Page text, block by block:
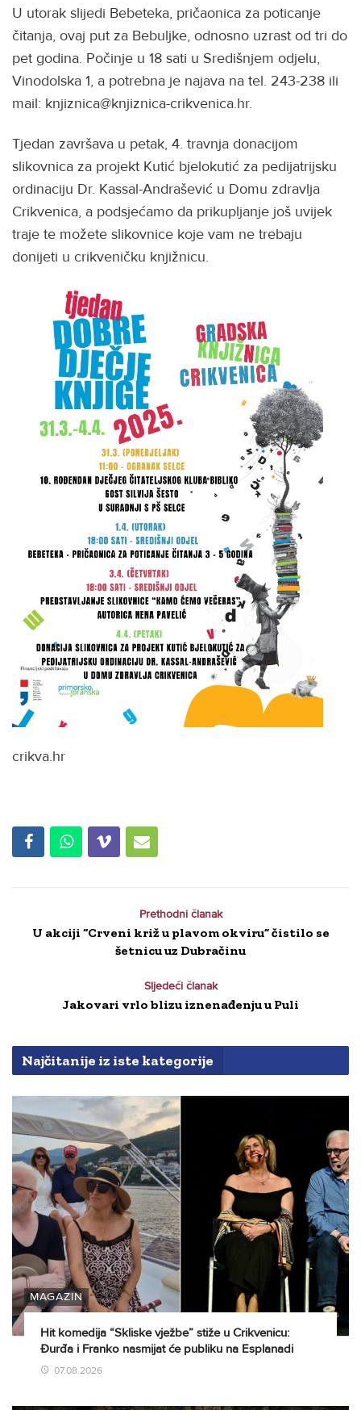
U utorak slijedi Bebeteka, pričaonica za poticanje
čitanja, ovaj put za Bebuljke, odnosno uzrast od tri do
pet godina. Počinje u 18 sati u Središnjem odjelu,
Vinodolska 1, a potrebna je najava na tel. 243-238 ili
mail: knjiznica@knjiznica-crikvenica.hr.
Tjedan završava u petak, 4. travnja donacijom
slikovnica za projekt Kutić bjelokutić za pedijatrijsku
ordinaciju Dr. Kassal-Andrašević u Domu zdravlja
Crikvenica, a podsjećamo da prikupljanje još uvijek
traje te možete slikovnice koje vam ne trebaju
donijeti u crikveničku knjižnicu.
crikva.hr
Prethodni članak
U akciji “Crveni križ u plavom okviru” čistilo se
šetnicu uz Dubračinu
Sljedeći članak
Jakovari vrlo blizu iznenađenju u Puli
Najčitanije iz iste kategorije
MAGAZIN
Hit komedija “Skliske vježbe” stiže u Crikvenicu:
Đurđa i Franko nasmijat će publiku na Esplanadi
07.08.2026